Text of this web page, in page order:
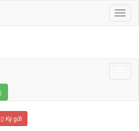
BáN
NHà
nhà
Nội
Ký gửi